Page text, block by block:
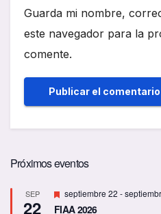
Guarda mi nombre,
este navegador para la
comente.
Próximos eventos
SEP
22
D
e
septiembre 22 -
FIAA 2026